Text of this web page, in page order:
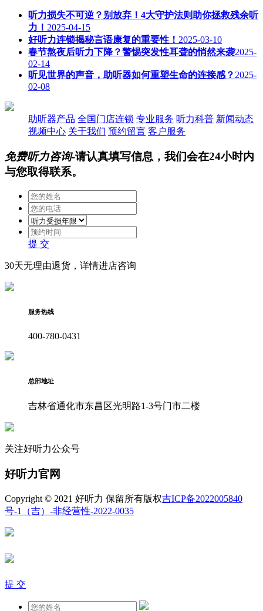
听力损失不可逆？别放弃！4大守护法则助你拯救残余听
力！ 2025-04-15
好听力连锁揭秘言语康复的重要性！ 2025-03-10
春节熬夜后听力下降？警惕突发性耳聋的悄然来袭2025-
02-14
听见世界的声音，助听器如何重塑生命的连接感？ 2025-
02-08
助听器产品 全国门店连锁 专业服务 听力科普 新闻动态
视频中心 关于我们 预约留言 客户服务
免费听力咨询-请认真填写信息，我们会在24小时内
与您取得联系。
提 交
30天无理由退货，详情进店咨询
服务热线
400-780-0431
总部地址
吉林省通化市东昌区光明路1-3号门市二楼
关注好听力公众号
好听力官网
Copyright © 2021 好听力 保留所有版权吉ICP备2022005840
号-1
（吉）-非经营性-2022-0035
提 交